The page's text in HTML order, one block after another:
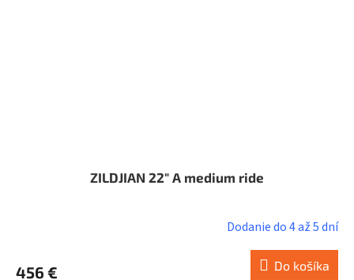
ZILDJIAN 22" A medium ride
Dodanie do 4 až 5 dní
456 € Do košíka